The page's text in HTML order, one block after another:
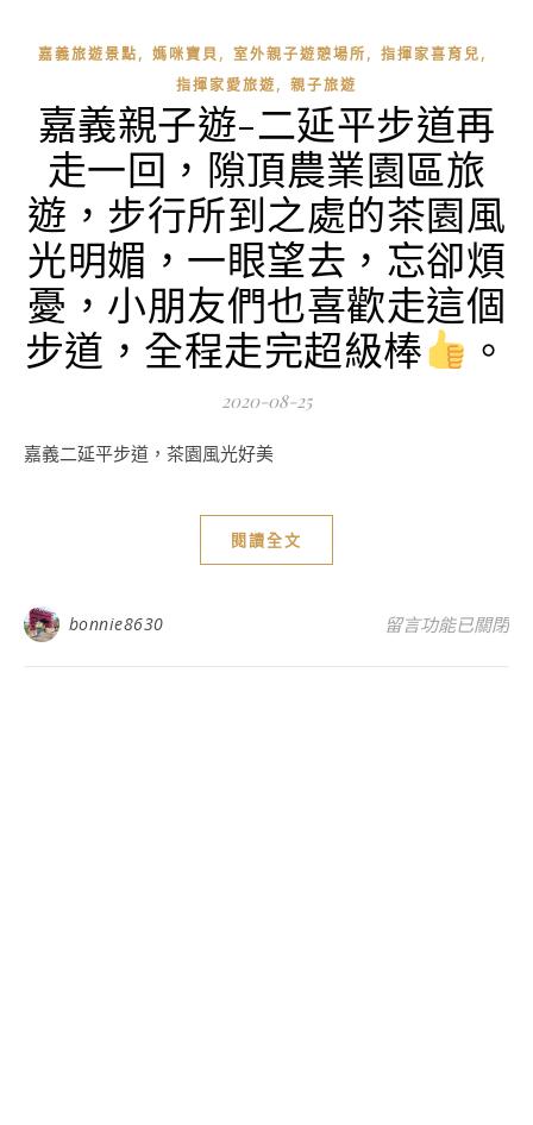
嘉義旅遊景點, 媽咪寶貝, 室外親子遊憩場所, 指揮家喜育兒,
指揮家愛旅遊, 親子旅遊
嘉義親子遊-二延平步道再
走一回，隙頂農業園區旅
遊，步行所到之處的茶園風
光明媚，一眼望去，忘卻煩
憂，小朋友們也喜歡走這個
步道，全程走完超級棒
。
2020-08-25
嘉義二延平步道，茶園風光好美
閱讀全文
bonnie8630 在〈嘉義親子遊-
留言功能已關閉